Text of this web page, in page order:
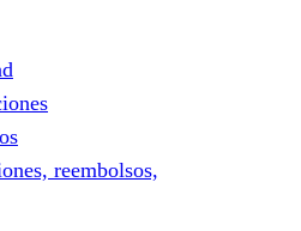
reembolsos,